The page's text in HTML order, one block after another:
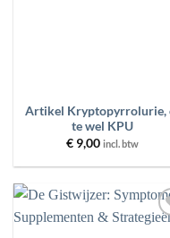
Artikel Kryptopyrrolurie,
te wel KPU
€ 9,00 incl. btw